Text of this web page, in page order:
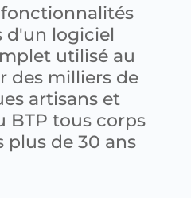
d'un logiciel
utilisé au
des milliers de
artisans et
BTP tous corps
plus de 30 ans